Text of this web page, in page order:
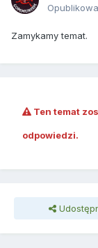
Zamykamy temat.
Ten temat
odpowiedzi.